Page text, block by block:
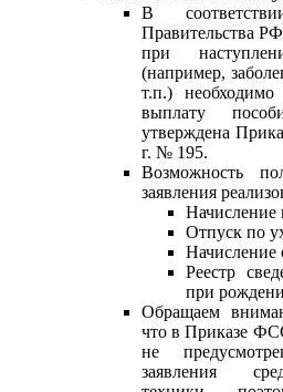
В
Правительства
при
(например,
т.п.)
выплату
утверждена
г. № 195.
Возможность
заявления
Начисление
Отпуск по
Начисление
Реестр
при
Обращаем
что в Приказе
не
заявления